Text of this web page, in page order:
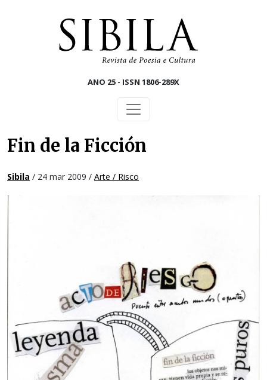
ANO 25 - ISSN 1806-289X
Fin de la Ficción
Sibila / 24 mar 2009 / Arte / Risco